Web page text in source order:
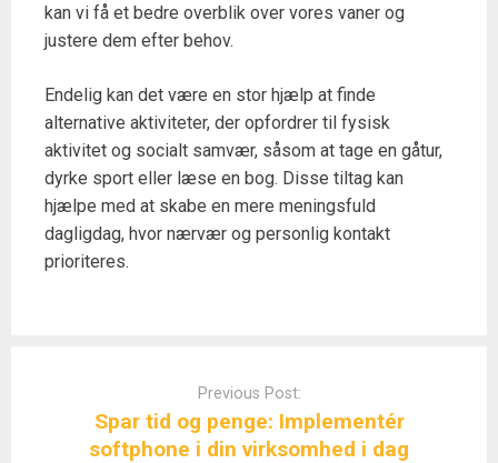
kan vi få et bedre overblik over vores vaner og
justere dem efter behov.
Endelig kan det være en stor hjælp at finde
alternative aktiviteter, der opfordrer til fysisk
aktivitet og socialt samvær, såsom at tage en gåtur,
dyrke sport eller læse en bog. Disse tiltag kan
hjælpe med at skabe en mere meningsfuld
dagligdag, hvor nærvær og personlig kontakt
prioriteres.
Previous Post:
Spar tid og penge: Implementér
softphone i din virksomhed i dag